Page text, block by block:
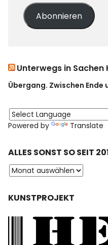
Abonnieren
Unterwegs in Sachen
Übergang. Zwischen Ende
Powered by Translate
ALLES SONST SO SEIT
KUNSTPROJEKT